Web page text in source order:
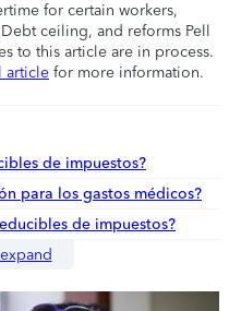
for certain workers,
ceiling, and reforms Pell
to this article are in process.
article for more information.
de impuestos?
para los gastos médicos?
de impuestos?